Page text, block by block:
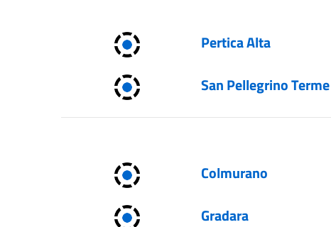
Pertica Alta
San Pellegrino Terme
Colmurano
Gradara